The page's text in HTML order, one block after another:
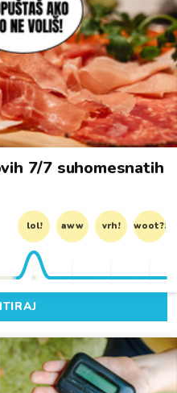
7/7 suhomesnatih
lol! aww vrh! woot?!